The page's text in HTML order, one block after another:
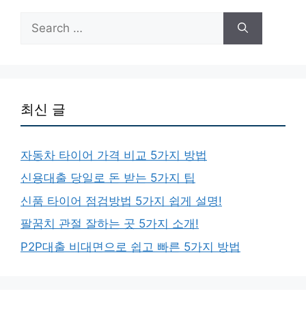
for:
최신 글
자동차 타이어 가격 비교 5가지 방법
신용대출 당일로 돈 받는 5가지 팁
신품 타이어 점검방법 5가지 쉽게 설명!
팔꿈치 관절 잘하는 곳 5가지 소개!
P2P대출 비대면으로 쉽고 빠른 5가지 방법